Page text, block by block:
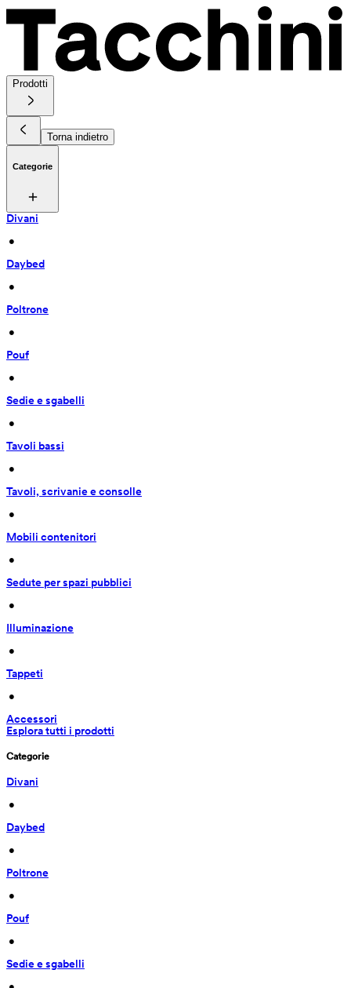
Prodotti
Torna indietro
Categorie
Divani
•
Daybed
•
Poltrone
•
Pouf
•
Sedie e sgabelli
•
Tavoli bassi
•
Tavoli, scrivanie e consolle
•
Mobili contenitori
•
Sedute per spazi pubblici
•
Illuminazione
•
Tappeti
•
Accessori
Esplora tutti i prodotti
Categorie
Divani
•
Daybed
•
Poltrone
•
Pouf
•
Sedie e sgabelli